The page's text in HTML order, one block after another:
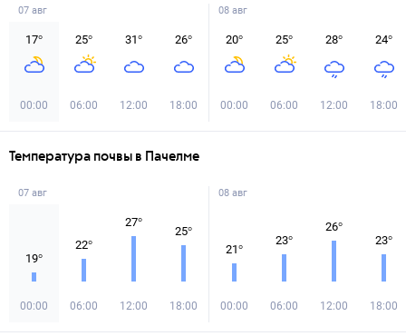
07 авг
17°
00:00
25°
06:00
31°
12:00
26°
18:00
08 авг
20°
00:00
25°
06:00
28°
12:00
24°
18:00
Температура почвы в Пачелме
07 авг
19°
00:00
22°
06:00
27°
12:00
25°
18:00
08 авг
21°
00:00
23°
06:00
26°
12:00
23°
18:00